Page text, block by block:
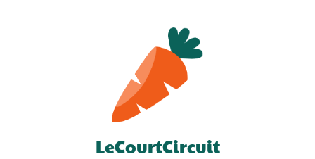
LeCourtCircuit